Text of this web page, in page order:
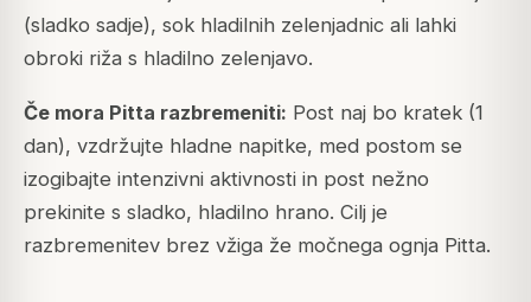
(sladko sadje), sok hladilnih zelenjadnic ali lahki
obroki riža s hladilno zelenjavo.
Če mora Pitta razbremeniti: Post naj bo kratek (1
dan), vzdržujte hladne napitke, med postom se
izogibajte intenzivni aktivnosti in post nežno
prekinite s sladko, hladilno hrano. Cilj je
razbremenitev brez vžiga že močnega ognja Pitta.